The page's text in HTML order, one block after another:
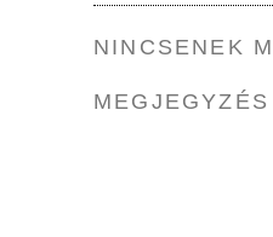
NINCSENEK